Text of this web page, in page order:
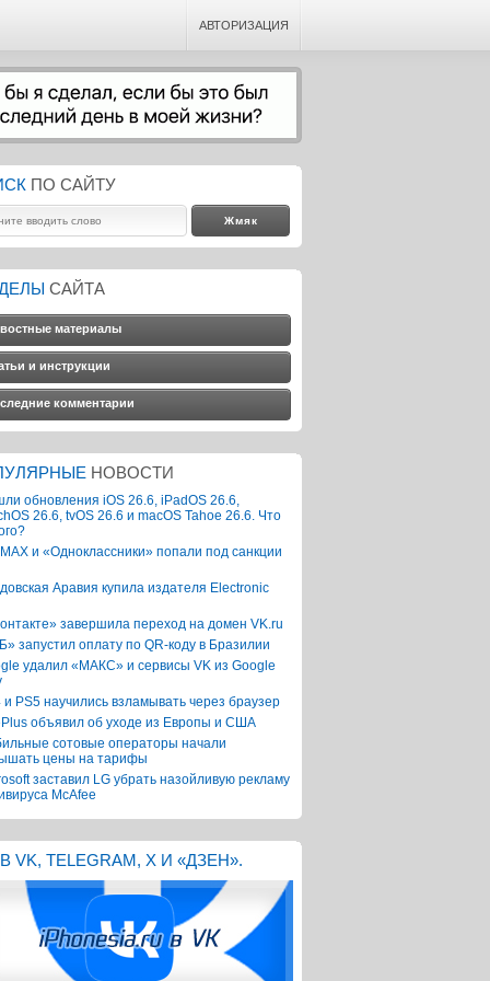
АВТОРИЗАЦИЯ
ПО САЙТУ
САЙТА
материалы
и инструкции
комментарии
НОВОСТИ
обновления iOS 26.6, iPadOS 26.6,
26.6, tvOS 26.6 и macOS Tahoe 26.6. Что
и «Одноклассники» попали под санкции
Аравия купила издателя Electronic
завершила переход на домен VK.ru
запустил оплату по QR-коду в Бразилии
удалил «МАКС» и сервисы VK из Google
и PS5 научились взламывать через браузер
объявил об уходе из Европы и США
сотовые операторы начали
цены на тарифы
заставил LG убрать назойливую рекламу
McAfee
VK, TELEGRAM, X И «ДЗЕН».